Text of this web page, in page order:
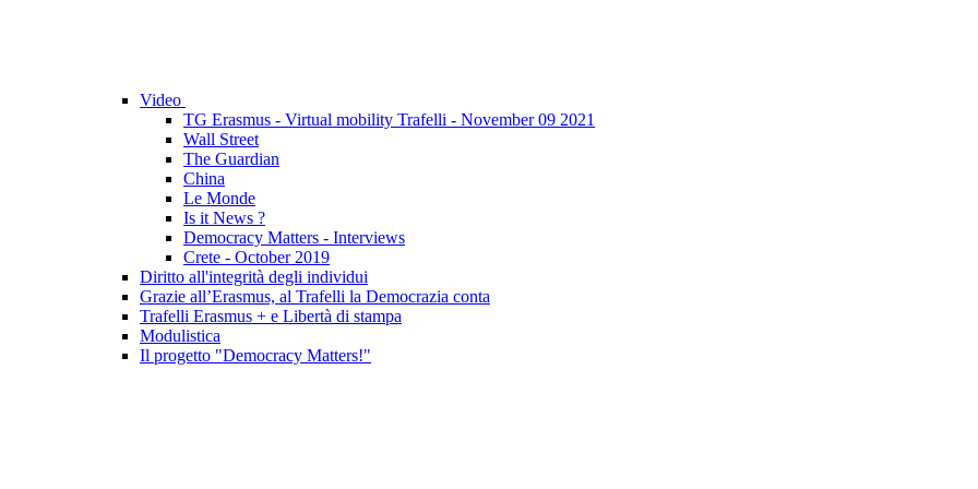
Video
TG Erasmus - Virtual mobility Trafelli - November 09 2021
Wall Street
The Guardian
China
Le Monde
Is it News ?
Democracy Matters - Interviews
Crete - October 2019
Diritto all'integrità degli individui
Grazie all’Erasmus, al Trafelli la Democrazia conta
Trafelli Erasmus + e Libertà di stampa
Modulistica
Il progetto "Democracy Matters!"